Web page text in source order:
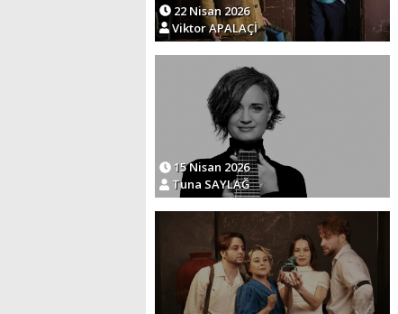
22 Nisan 2026
Viktor APALAÇİ
15 Nisan 2026
Tuna SAYLAĞ